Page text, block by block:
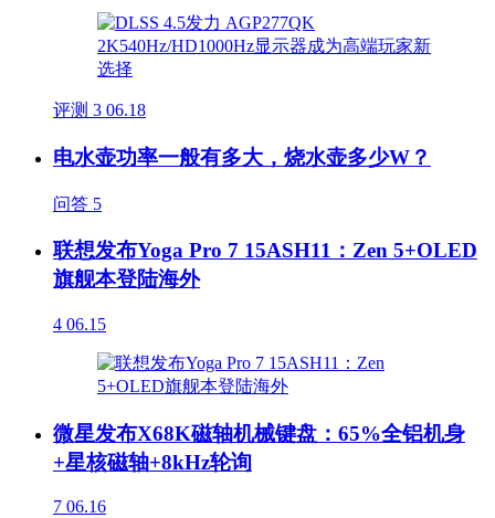
评测 3 06.18
电水壶功率一般有多大，烧水壶多少W？
问答 5
联想发布Yoga Pro 7 15ASH11：Zen 5+OLED
旗舰本登陆海外
4 06.15
微星发布X68K磁轴机械键盘：65%全铝机身
+星核磁轴+8kHz轮询
7 06.16